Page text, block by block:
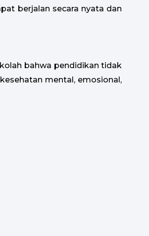
berjalan secara nyata dan
bahwa pendidikan tidak
mental, emosional,